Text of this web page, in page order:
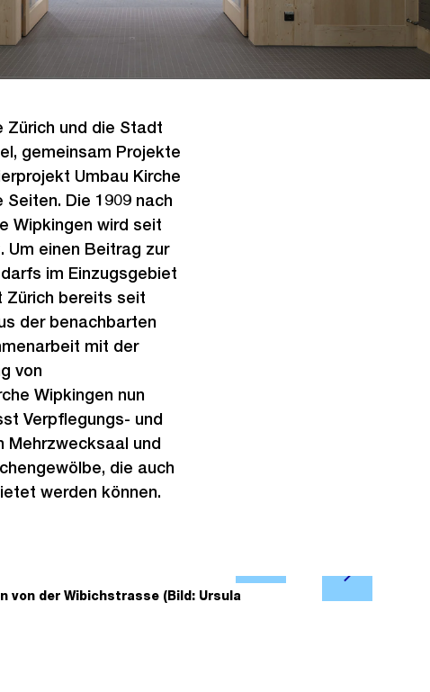
Zürich und die Stadt
gemeinsam Projekte
Umbau Kirche
Die 1909 nach
Wipkingen wird seit
Um einen Beitrag zur
im Einzugsgebiet
Zürich bereits seit
der benachbarten
mit der
von
Wipkingen nun
Verpflegungs- und
Mehrzwecksaal und
die auch
werden können.
von der Wibichstrasse (Bild: Ursula